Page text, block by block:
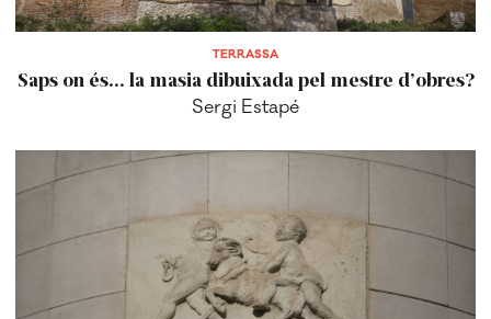
TERRASSA
Saps on és... la masia dibuixada pel mestre d’obres?
Sergi Estapé